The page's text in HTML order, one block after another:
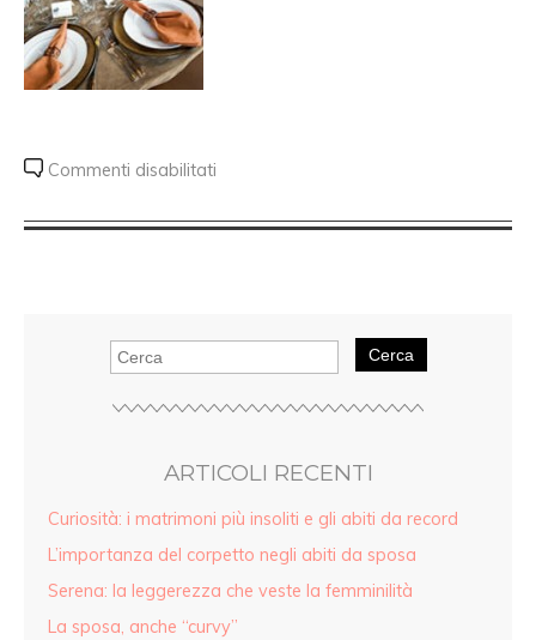
Commenti disabilitati
Cerca
ARTICOLI RECENTI
Curiosità: i matrimoni più insoliti e gli abiti da record
L’importanza del corpetto negli abiti da sposa
Serena: la leggerezza che veste la femminilità
La sposa, anche “curvy”